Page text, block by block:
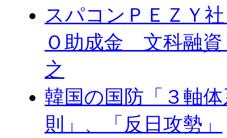
スパコンＰＥＺＹ
Ｏ助成金 文科融
之
韓国の国防「３軸
則」、「反日攻勢」